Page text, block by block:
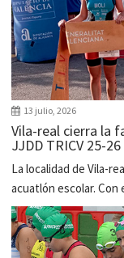
13 julio, 2026
Vila-real cierra la
JJDD TRICV 25-26
La localidad de Vila-
acuatlón escolar.